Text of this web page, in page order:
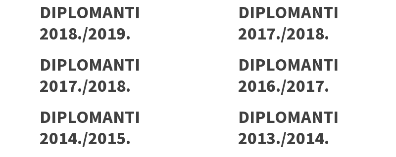
DIPLOMANTI
2018./2019.
DIPLOMANTI
2017./2018.
DIPLOMANTI
2017./2018.
DIPLOMANTI
2016./2017.
DIPLOMANTI
2014./2015.
DIPLOMANTI
2013./2014.